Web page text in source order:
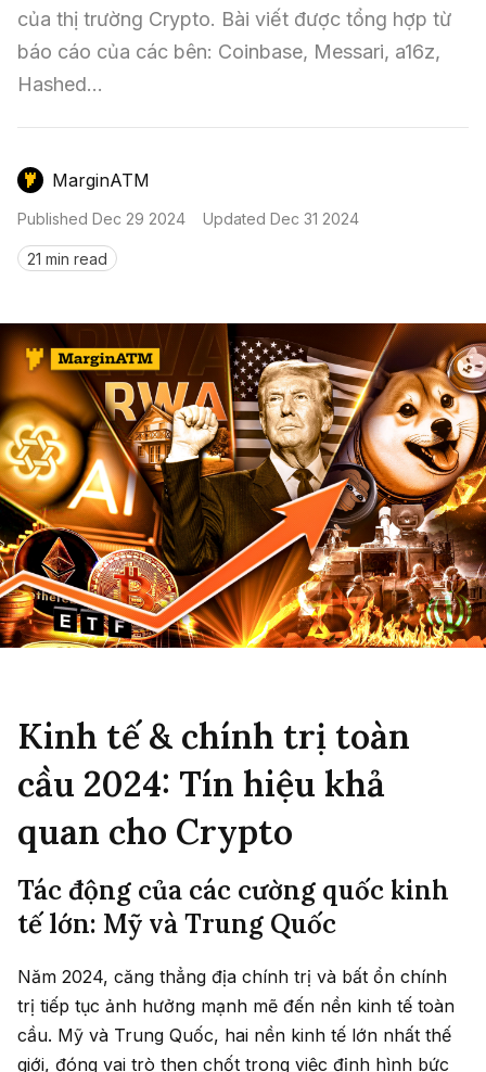
Kinh Nghiệm Đầu Tư
Sàn Giao Dịch
Mô Hình Biểu Đồ Giá
GameFi
Sign in
của thị trường Crypto. Bài viết được tổng hợp từ
báo cáo của các bên: Coinbase, Messari, a16z,
Hashed...
MarginATM
Published Dec 29 2024 Updated Dec 31 2024
21 min read
Kinh tế & chính trị toàn
cầu 2024: Tín hiệu khả
quan cho Crypto
Tác động của các cường quốc kinh
tế lớn: Mỹ và Trung Quốc
Năm 2024, căng thẳng địa chính trị và bất ổn chính
trị tiếp tục ảnh hưởng mạnh mẽ đến nền kinh tế toàn
cầu. Mỹ và Trung Quốc, hai nền kinh tế lớn nhất thế
giới, đóng vai trò then chốt trong việc định hình bức